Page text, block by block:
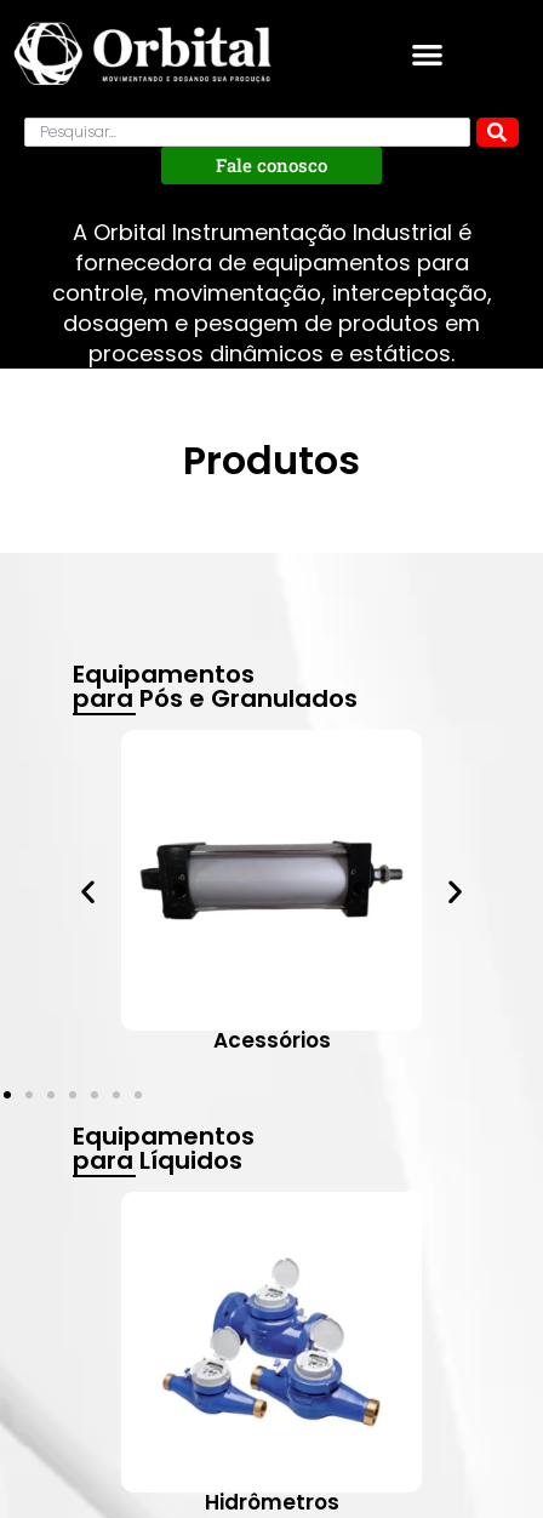
Fale conosco
A Orbital Instrumentação Industrial é
fornecedora de equipamentos para
controle, movimentação, interceptação,
dosagem e pesagem de produtos em
processos dinâmicos e estáticos.
Produtos
Equipamentos
para Pós e Granulados
Acessórios
Equipamentos
para Líquidos
Hidrômetros